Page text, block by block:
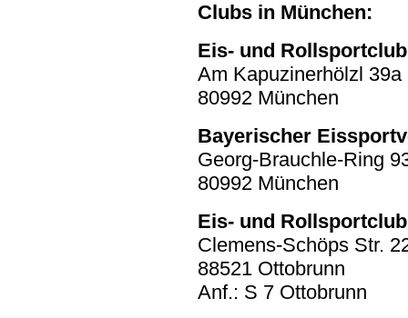
Clubs in München:
Eis- und
Am Kapuzinerhölzl 39a
80992 München
Bayerischer
Georg-Brauchle-Ring
80992 München
Eis- und
Clemens-Schöps Str.
88521 Ottobrunn
Anf.: S 7 Ottobrunn